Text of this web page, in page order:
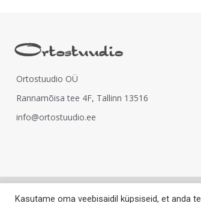
Ortostuudio OÜ
Rannamõisa tee 4F, Tallinn 13516
info@ortostuudio.ee
Kasutame oma veebisaidil küpsiseid, et anda